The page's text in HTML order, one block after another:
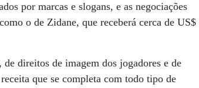
por marcas e slogans, e as negociações
o de Zidane, que receberá cerca de US$
direitos de imagem dos jogadores e de
que se completa com todo tipo de